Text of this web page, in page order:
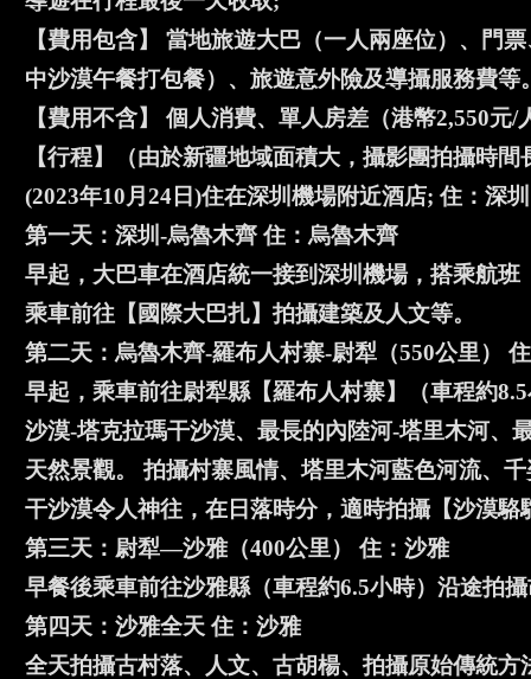
【費用包含】 當地旅遊大巴（一人兩座位）、門
中沙漠午餐打包餐）、旅遊意外險及導攝服務費等
【費用不含】 個人消費、單人房差（港幣2,550元/
【行程】（由於新疆地域面積大，攝影團拍攝時
(2023年10月24日)住在深圳機場附近酒店; 住：深圳
第一天：深圳-烏魯木齊 住：烏魯木齊
早起，大巴車在酒店統一接到深圳機場，搭乘航
乘車前往【國際大巴扎】拍攝建築及人文等。
第二天：烏魯木齊-羅布人村寨-尉犁（550公里）
早起，乘車前往尉犁縣【羅布人村寨】（車程約
沙漠-塔克拉瑪干沙漠、最長的內陸河-塔里木河、
天然景觀。 拍攝村寨風情、塔里木河藍色河流、
干沙漠令人神往，在日落時分，適時拍攝【沙漠
第三天：尉犁—沙雅（400公里） 住：沙雅
早餐後乘車前往沙雅縣（車程約6.5小時）沿途拍
第四天：沙雅全天 住：沙雅
全天拍攝古村落、人文、古胡楊、拍攝原始傳統方